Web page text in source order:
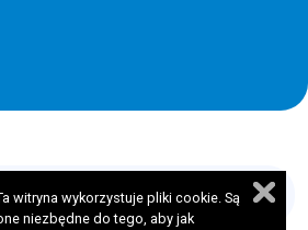
witryna wykorzystuje pliki cookie. Są
niezbędne do tego, aby jak